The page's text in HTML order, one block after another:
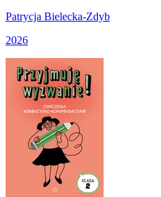
Patrycja Bielecka-Zdyb
2026